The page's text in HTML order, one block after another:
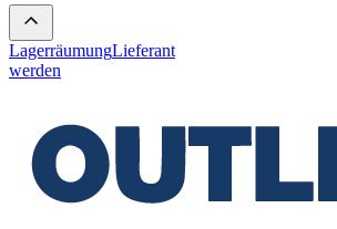
LagerräumungLieferant
werden